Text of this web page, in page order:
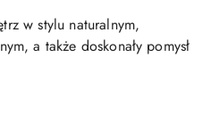
w stylu naturalnym,
a także doskonały pomysł